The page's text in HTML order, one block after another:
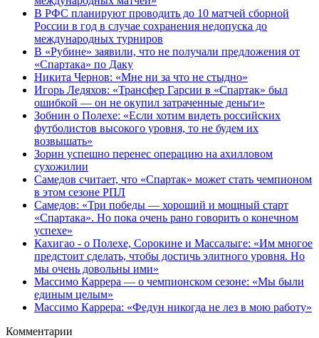
В РФС планируют проводить до 10 матчей сборной
России в год в случае сохранения недопуска до
международных турниров
В «Рубине» заявили, что не получали предложения от
«Спартака» по Даку
Никита Чернов: «Мне ни за что не стыдно»
Игорь Ледяхов: «Трансфер Гарсии в «Спартак» был
ошибкой — он не окупил затраченные деньги»
Зобнин о Полехе: «Если хотим видеть российских
футболистов высокого уровня, то не будем их
возвышать»
Зорин успешно перенес операцию на ахилловом
сухожилии
Самедов считает, что «Спартак» может стать чемпионом
в этом сезоне РПЛ
Самедов: «Три победы — хороший и мощный старт
«Спартака». Но пока очень рано говорить о конечном
успехе»
Кахигао - о Полехе, Сорокине и Массалыге: «Им многое
предстоит сделать, чтобы достичь элитного уровня. Но
мы очень довольны ими»
Массимо Каррера — о чемпионском сезоне: «Мы были
единым целым»
Массимо Каррера: «Федун никогда не лез в мою работу»
Комментарии